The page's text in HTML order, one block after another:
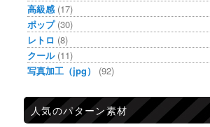
高級感 (17)
ポップ(30)
レトロ (8)
クール(11)
写真加工（jpg）
(92)
人気のパターン素材